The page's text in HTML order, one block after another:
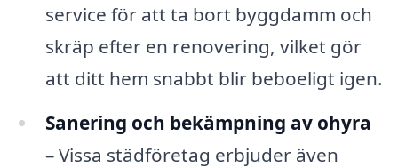
service för att ta bort byggdamm och
skräp efter en renovering, vilket gör
att ditt hem snabbt blir beboeligt igen.
Sanering och bekämpning av ohyra
– Vissa städföretag erbjuder även